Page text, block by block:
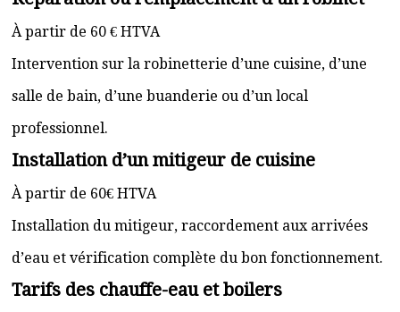
À partir de 60 € HTVA
Intervention sur la robinetterie d’une cuisine, d’une
salle de bain, d’une buanderie ou d’un local
professionnel.
Installation d’un mitigeur de cuisine
À partir de 60€ HTVA
Installation du mitigeur, raccordement aux arrivées
d’eau et vérification complète du bon fonctionnement.
Tarifs des chauffe-eau et boilers